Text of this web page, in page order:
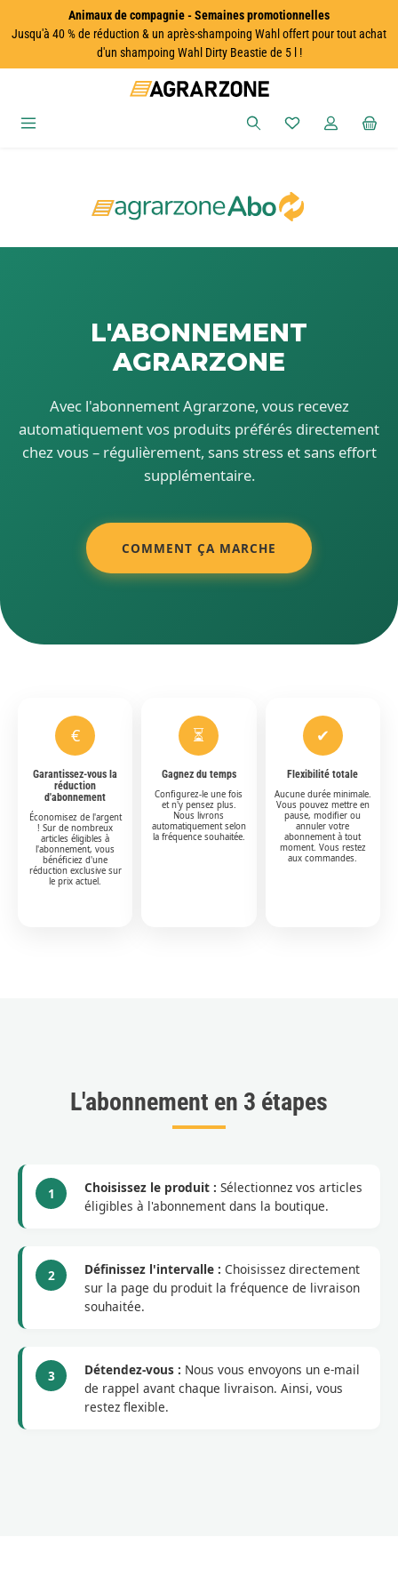
Passer au contenu principalAnimaux de compagnie - Semaines promotionnelles
Jusqu'à 40 % de réduction & un après-shampoing Wahl offert pour tout achat
d'un shampoing Wahl Dirty Beastie de 5 l !
Vous avez 0
L'ABONNEMENT
AGRARZONE
Avec l'abonnement Agrarzone, vous recevez
automatiquement vos produits préférés directement
chez vous – régulièrement, sans stress et sans effort
supplémentaire.
COMMENT ÇA MARCHE
€
Garantissez-vous la
réduction
d'abonnement
Économisez de l'argent
! Sur de nombreux
articles éligibles à
l'abonnement, vous
bénéficiez d'une
réduction exclusive sur
le prix actuel.
⏳
Gagnez du temps
Configurez-le une fois
et n'y pensez plus.
Nous livrons
automatiquement selon
la fréquence souhaitée.
✔
Flexibilité totale
Aucune durée minimale.
Vous pouvez mettre en
pause, modifier ou
annuler votre
abonnement à tout
moment. Vous restez
aux commandes.
L'abonnement en 3 étapes
1 Choisissez le produit : Sélectionnez vos articles
éligibles à l'abonnement dans la boutique.
2 Définissez l'intervalle : Choisissez directement
sur la page du produit la fréquence de livraison
souhaitée.
3 Détendez-vous : Nous vous envoyons un e-mail
de rappel avant chaque livraison. Ainsi, vous
restez flexible.